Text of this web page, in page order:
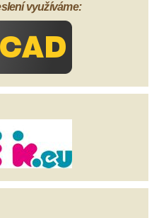
využíváme: